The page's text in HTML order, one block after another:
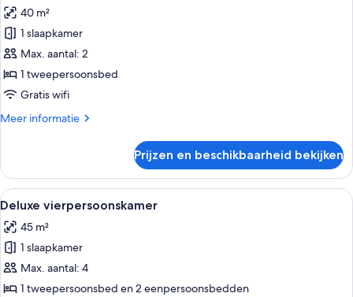
voor
Suite
Maastricht
laden
40 m²
1 slaapkamer
Max. aantal: 2
1 tweepersoonsbed
Gratis wifi
Meer informatie
Meer
Maastricht
Prijzen en beschikbaarheid bekijken
Alle
foto's
voor
Deluxe
vierpersoonskamer
laden
Een hotelkamer met twee bedden,
6
Deluxe vierpersoonskamer
45 m²
1 slaapkamer
Max. aantal: 4
1 tweepersoonsbed en 2 eenpersoonsbedden